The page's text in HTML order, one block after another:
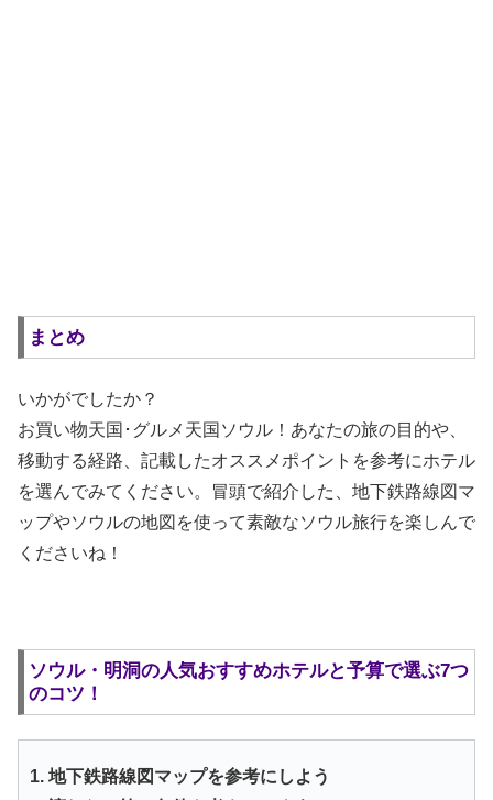
まとめ
いかがでしたか？
お買い物天国･グルメ天国ソウル！あなたの旅の目的や、
移動する経路、記載したオススメポイントを参考にホテル
を選んでみてください。冒頭で紹介した、地下鉄路線図マ
ップやソウルの地図を使って素敵なソウル旅行を楽しんで
くださいね！
ソウル・明洞の人気おすすめホテルと予算で選ぶ7つ
のコツ！
1. 地下鉄路線図マップを参考にしよう